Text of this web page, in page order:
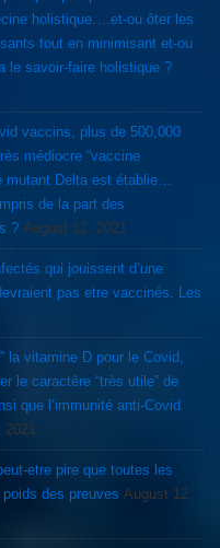
holistique….et-ou ôter les
tout en minimisant et-ou
le savoir-faire holistique ?
vaccins, plus de 500,000
médiocre “vaccine
Delta est établie…
de la part des
? August 12, 2021
qui jouissent d’une
pas etre vaccinés. Les
la vitamine D pour le Covid,
le caractère “très utile” de
que l’immunité anti-Covid
etre pire que toutes les
des preuves August 12,